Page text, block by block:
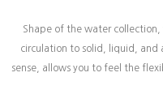
Shape of the water
circulation to solid, liquid, and
sense, allows you to feel the